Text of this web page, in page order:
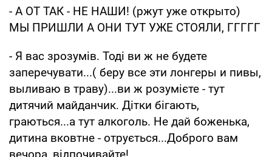
- А ОТ ТАК - НЕ НАШИ! (ржут уже открыто)
МЫ ПРИШЛИ А ОНИ ТУТ УЖЕ СТОЯЛИ, ГГГГГ
- Я вас зрозумів. Тоді ви ж не будете
заперечувати...( беру все эти лонгеры и пивы,
выливаю в траву)...ви ж розумієте - тут
дитячий майданчик. Дітки бігають,
граються...а тут алкоголь. Не дай боженька,
дитина вковтне - отрується...Доброго вам
вечора, відпочивайте!